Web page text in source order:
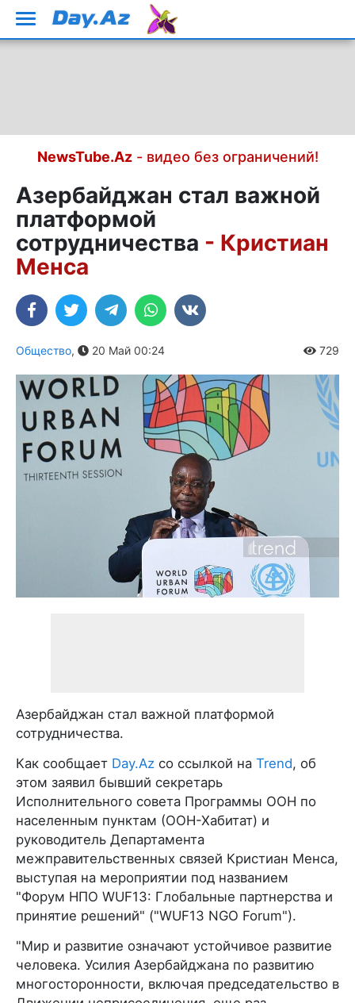
NewsTube.Az- видео без ограничений!
Азербайджан стал важной
платформой
сотрудничества - Кристиан
Менса
Общество, 20 Май 00:24 729
Азербайджан стал важной платформой
сотрудничества.
Как сообщает Day.Az со ссылкой на Trend, об
этом заявил бывший секретарь
Исполнительного совета Программы ООН по
населенным пунктам (ООН-Хабитат) и
руководитель Департамента
межправительственных связей Кристиан Менса,
выступая на мероприятии под названием
"Форум НПО WUF13: Глобальные партнерства и
принятие решений" ("WUF13 NGO Forum").
"Мир и развитие означают устойчивое развитие
человека. Усилия Азербайджана по развитию
многосторонности, включая председательство в